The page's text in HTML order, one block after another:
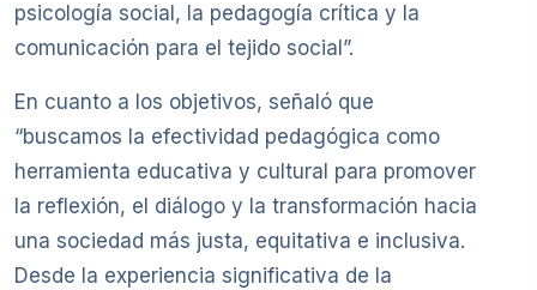
psicología social, la pedagogía crítica y la
comunicación para el tejido social”.
En cuanto a los objetivos, señaló que
“buscamos la efectividad pedagógica como
herramienta educativa y cultural para promover
la reflexión, el diálogo y la transformación hacia
una sociedad más justa, equitativa e inclusiva.
Desde la experiencia significativa de la